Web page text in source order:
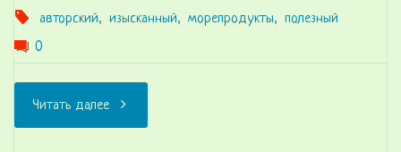
авторский, изысканный, морепродукты, полезный
0
Читать далее"Пельмени